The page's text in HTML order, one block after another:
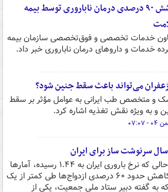
پوشش ۹۰ درصدی درمان ناباروری توسط بیمه
خدمات تخصصی و فوق‌تخصصی سازمان بیمه
خدمات و داروهای درمان ناباروری خبر داد.
زعفران می‌تواند باعث سقط جنین شود؟
و متخصص طب ایرانی به عوامل مؤثر بر سقط
و به ویژه نقش تغذیه اشاره کرد.
در حالی که نرخ باروری ایران به ۱.۴۴ رسیده، آمارها
از کاهش حدود ۶۰ درصدی ازدواج‌ها طی کمتر از یک
به گفته دبیر ستاد ملی جمعیت، یکی از